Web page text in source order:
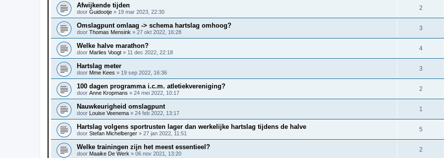
Afwijkende tijden
door Guidootje » 19 mar 2023, 22:30
2
Omslagpunt omlaag -> schema hartslag omhoog?
door Thomas Mensink » 27 okt 2022, 16:28
3
Welke halve marathon?
door Marlies Voogt » 11 dec 2022, 22:18
4
Hartslag meter
door Mme Kees » 19 sep 2022, 16:36
3
100 dagen programma i.c.m. atletiekvereniging?
door Anne Kropmans » 24 mei 2022, 10:17
2
Nauwkeurigheid omslagpunt
door Louise Veenema » 24 feb 2022, 13:17
1
Hartslag volgens sportrusten lager dan werkelijke hartslag tijdens de halve
door Stefan Michelberger » 27 jan 2022, 11:51
5
Welke trainingen zijn het meest essentieel?
door Maaike De Werk » 06 nov 2021, 13:20
2